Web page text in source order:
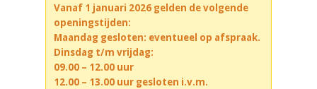
Vanaf 1 januari 2026 gelden de volgende
openingstijden:
Maandag gesloten: eventueel op afspraak.
Dinsdag t/m vrijdag:
09.00 – 12.00 uur
12.00 – 13.00 uur gesloten i.v.m.